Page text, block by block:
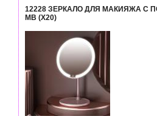
12228 ЗЕРКАЛО ДЛЯ МАКИЯЖА С
MB (Х20)